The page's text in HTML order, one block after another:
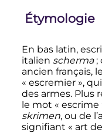
Étymologie
En bas latin,
italien scherma ;
ancien français,
« escremier »,
des armes. Plus
le mot « escrime
skrimen, ou de
signifiant « art